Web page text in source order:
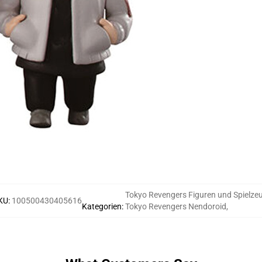
: 100500430405616
Kategorien:
Tokyo Revengers Figuren und
Tokyo Revengers Nendoroid,